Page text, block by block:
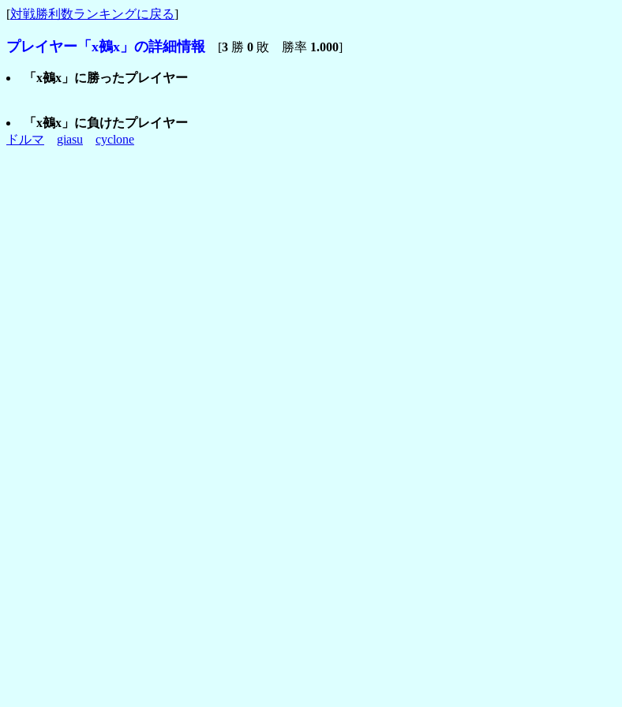
[対戦勝利数ランキングに戻る]
プレイヤー「x鵺x」の詳細情報 [3 勝 0 敗 勝率 1.000]
「x鵺x」に勝ったプレイヤー
「x鵺x」に負けたプレイヤー
ドルマ
giasu cyclone